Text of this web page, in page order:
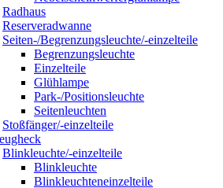
Radhaus
Reserveradwanne
Seiten-/Begrenzungsleuchte/-einzelteile
Begrenzungsleuchte
Einzelteile
Glühlampe
Park-/Positionsleuchte
Seitenleuchten
Stoßfänger/-einzelteile
Blinkleuchte/-einzelteile
Blinkleuchte
Blinkleuchteneinzelteile